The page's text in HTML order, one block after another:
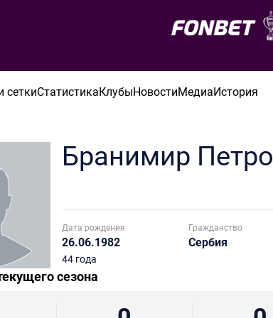
сеткиСтатистикаКлубыНовостиМедиаИстория
Бранимир
Дата рождения
26.06.1982
44 года
Гражданство
Сербия
сезона